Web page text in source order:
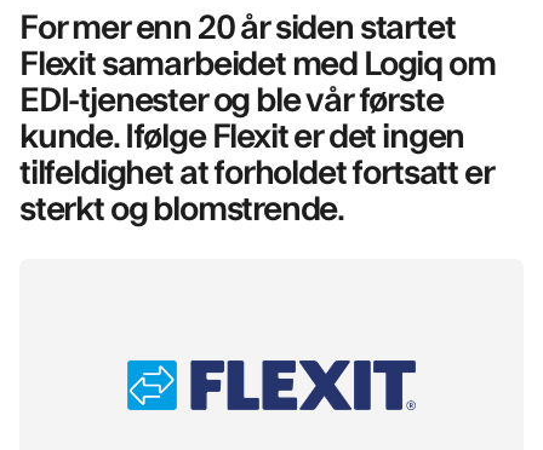
For mer enn 20 år siden startet
Flexit samarbeidet med Logiq om
EDI-tjenester og ble vår første
kunde. Ifølge Flexit er det ingen
tilfeldighet at forholdet fortsatt er
sterkt og blomstrende.